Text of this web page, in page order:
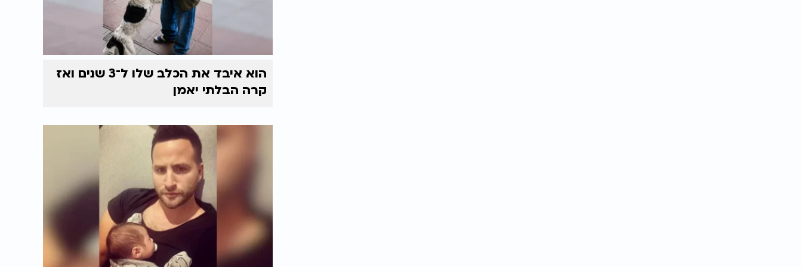
הוא איבד את הכלב שלו ל־3 שנים ואז
קרה הבלתי יאמן